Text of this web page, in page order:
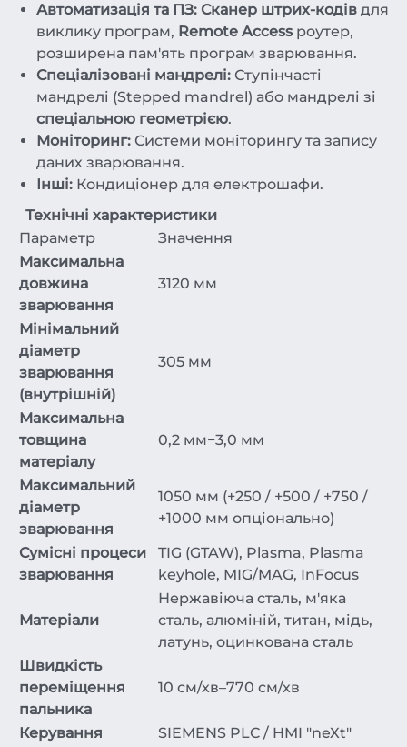
Автоматизація та ПЗ: Сканер штрих-кодів для
виклику програм, Remote Accessроутер,
розширена пам'ять програм зварювання.
Спеціалізовані мандрелі: Ступінчасті
мандрелі (Stepped mandrel) або мандрелі зі
спеціальною геометрією.
Моніторинг: Системи моніторингу та запису
даних зварювання.
Інші: Кондиціонер для електрошафи.
Технічні характеристики
Параметр
Значення
Максимальна
довжина
зварювання
3120 мм
Мінімальний
діаметр
зварювання
(внутрішній)
305 мм
Максимальна
товщина
матеріалу
0,2 мм−3,0 мм
Максимальний
діаметр
зварювання
1050 мм (+250 / +500 / +750 /
+1000 мм опціонально)
Сумісні процеси
зварювання
TIG (GTAW), Plasma, Plasma
keyhole, MIG/MAG, InFocus
Матеріали
Нержавіюча сталь, м'яка
сталь, алюміній, титан, мідь,
латунь, оцинкована сталь
Швидкість
переміщення
пальника
10 см/хв–770 см/хв
Керування
SIEMENS PLC / HMI "neXt"